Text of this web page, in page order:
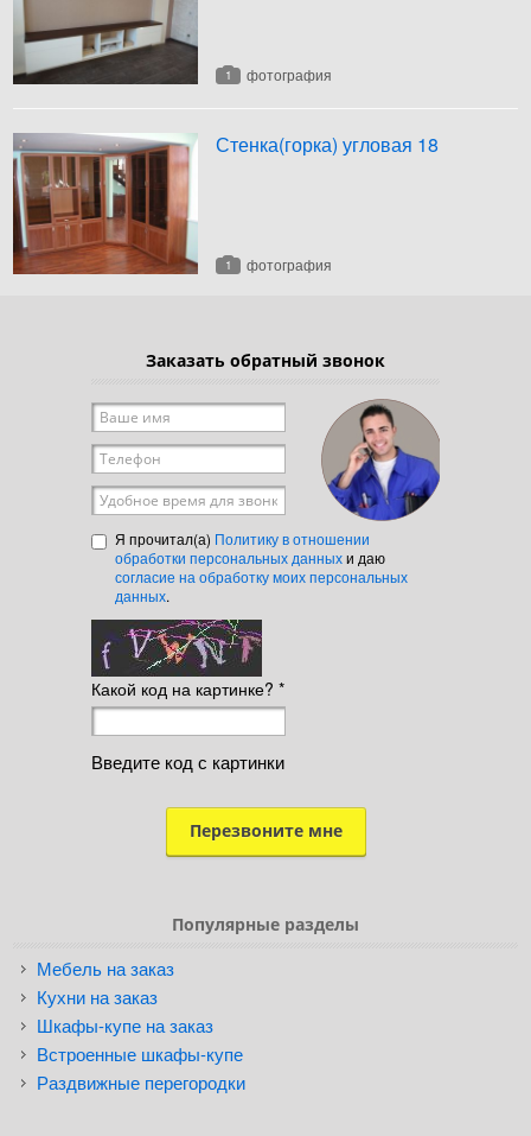
1 фотография
Стенка(горка) угловая 18
1 фотография
Заказать обратный звонок
Ваше имя
Телефон
Удобное время для звонка
Я прочитал(а) Политику в отношении
обработки персональных данныхи даю
согласие на обработку моих персональных
данных.
Какой код на картинке? *
Введите код с картинки
Популярные разделы
Мебель на заказ
Кухни на заказ
Шкафы-купе на заказ
Встроенные шкафы-купе
Раздвижные перегородки